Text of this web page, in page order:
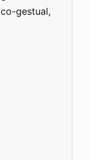
gestual,